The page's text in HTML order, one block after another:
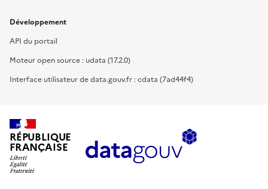
Développement
API du portail
Moteur open source : udata (17.2.0)
Interface utilisateur de data.gouv.fr : cdata (7ad44f4)
RÉPUBLIQUE
FRANÇAISE